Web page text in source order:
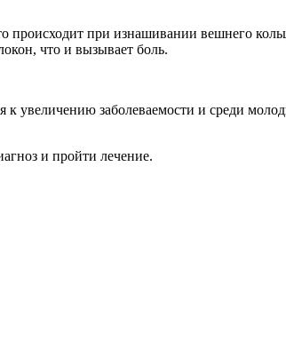
происходит при изнашивании вешнего
что и вызывает боль.
к увеличению заболеваемости и среди
и пройти лечение.